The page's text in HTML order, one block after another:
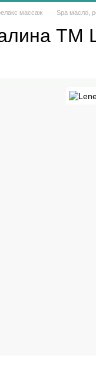
массаж Spa масло,
TM